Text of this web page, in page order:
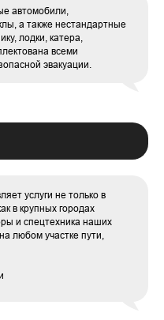
автомобили,
а также нестандартные
лодки, катера,
всеми
эвакуации.
услуги не только в
в крупных городах
и спецтехника наших
любом участке пути,